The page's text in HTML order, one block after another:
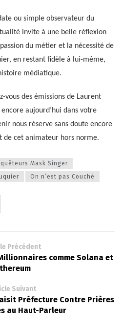
ou simple observateur du
invite à une belle réflexion
du métier et la nécessité de
en restant fidèle à lui-même,
médiatique.
vous des émissions de Laurent
aujourd’hui dans votre
nous réserve sans doute encore
de cet animateur hors norme.
Mask Singer
On n’est pas Couché
Précédent
comme Solana et
Suivant
Préfecture Contre Prières
au Haut-Parleur